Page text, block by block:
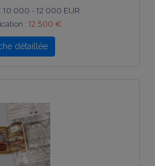
10 000 - 12 000 EUR
: 12 500 €
détaillée